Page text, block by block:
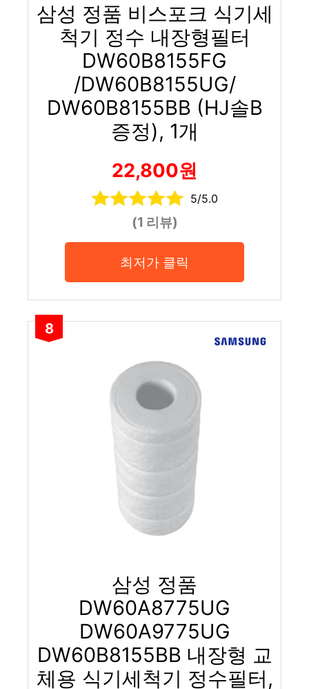
삼성 정품 비스포크 식기세
척기 정수 내장형필터
DW60B8155FG
/DW60B8155UG/
DW60B8155BB (HJ솔B
증정), 1개
22,800원
5/5.0
(1 리뷰)
최저가 클릭
8
삼성 정품
DW60A8775UG
DW60A9775UG
DW60B8155BB 내장형 교
체용 식기세척기 정수필터,